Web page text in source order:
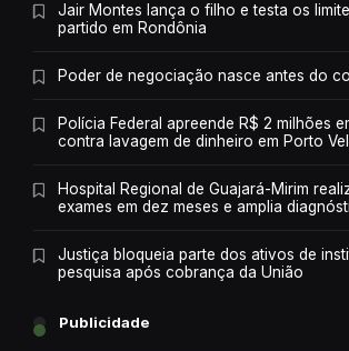
Jair Montes lança o filho e testa os
partido em Rondônia
Poder de negociação nasce antes do
Polícia Federal apreende R$ 2 milhões
contra lavagem de dinheiro em Porto
Hospital Regional de Guajará-Mirim
exames em dez meses e amplia
Justiça bloqueia parte dos ativos de
pesquisa após cobrança da União
Publicidade